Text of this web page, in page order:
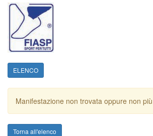
ELENCO
Manifestazione non trovata oppure non
Torna all'elenco